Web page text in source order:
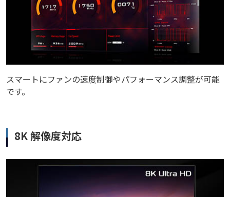
スマートにファンの速度制御やパフォーマンス調整が可能
です。
8K 解像度対応